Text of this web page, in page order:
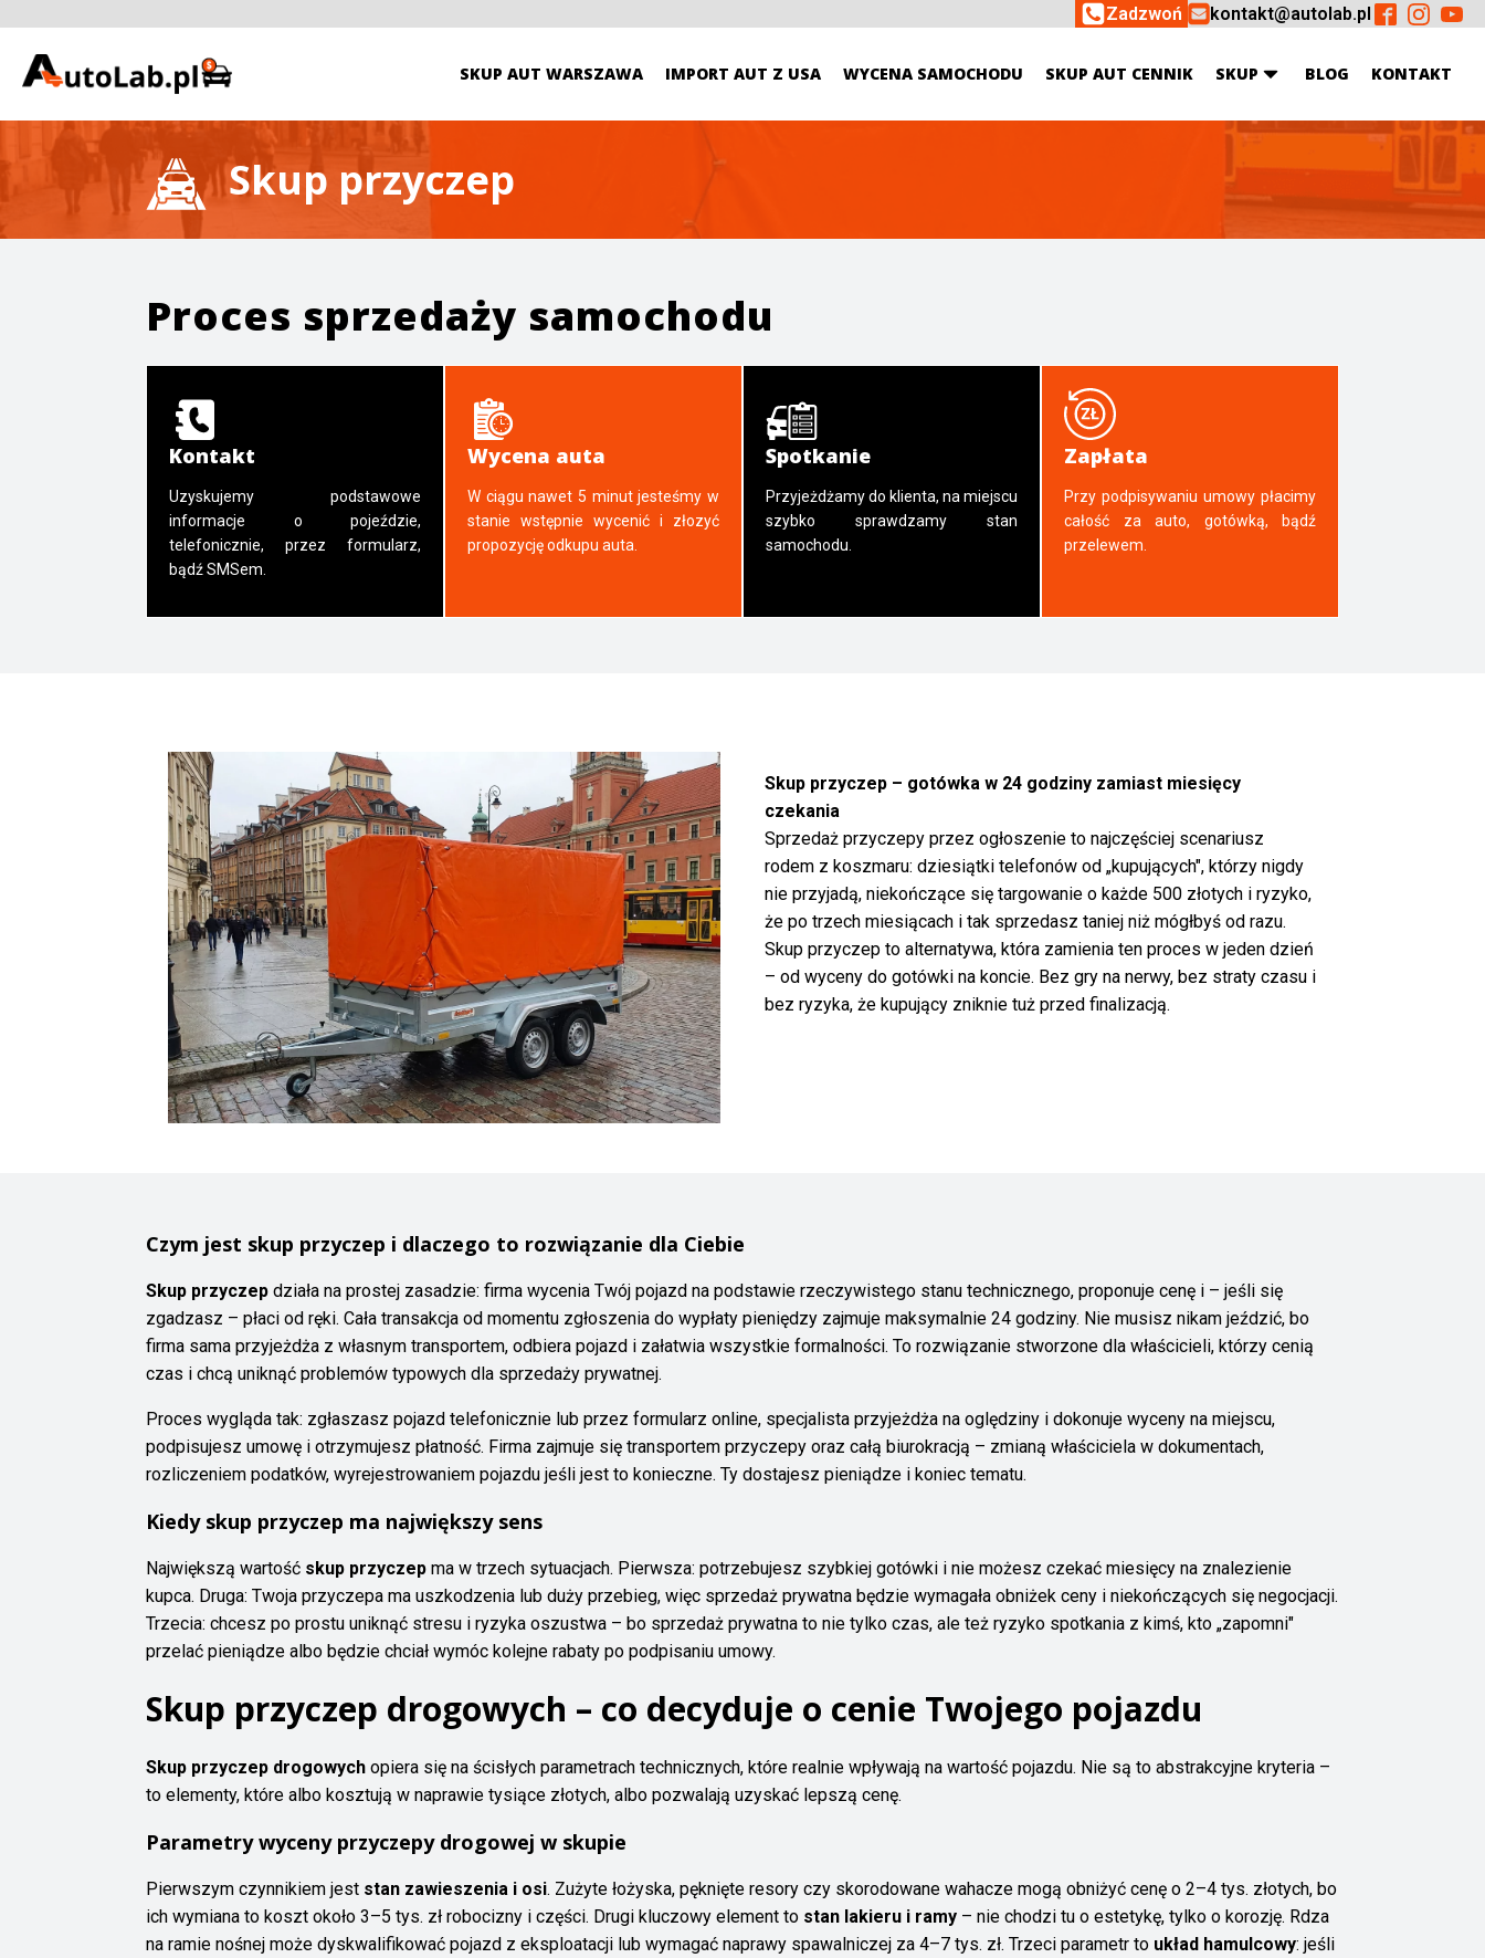
Zadzwoń kontakt@autolab.pl
SKUP AUT WARSZAWA IMPORT AUT Z USA WYCENA SAMOCHODU SKUP AUT CENNIK SKUP BLOG KONTAKT
Skup przyczep
Proces sprzedaży samochodu
Kontakt
Uzyskujemy podstawowe
informacje o pojeździe,
telefonicznie, przez formularz,
bądź SMSem.
Wycena auta
W ciągu nawet 5 minut jesteśmy w
stanie wstępnie wycenić i złozyć
propozycję odkupu auta.
Spotkanie
Przyjeżdżamy do klienta, na miejscu
szybko sprawdzamy stan
samochodu.
Zapłata
Przy podpisywaniu umowy płacimy
całość za auto, gotówką, bądź
przelewem.
Skup przyczep – gotówka w 24 godziny zamiast miesięcy
czekania
Sprzedaż przyczepy przez ogłoszenie to najczęściej scenariusz
rodem z koszmaru: dziesiątki telefonów od „kupujących", którzy nigdy
nie przyjadą, niekończące się targowanie o każde 500 złotych i ryzyko,
że po trzech miesiącach i tak sprzedasz taniej niż mógłbyś od razu.
Skup przyczep to alternatywa, która zamienia ten proces w jeden dzień
– od wyceny do gotówki na koncie. Bez gry na nerwy, bez straty czasu i
bez ryzyka, że kupujący zniknie tuż przed finalizacją.
Czym jest skup przyczep i dlaczego to rozwiązanie dla Ciebie
Skup przyczep działa na prostej zasadzie: firma wycenia Twój pojazd na podstawie rzeczywistego stanu technicznego, proponuje cenę i – jeśli się
zgadzasz – płaci od ręki. Cała transakcja od momentu zgłoszenia do wypłaty pieniędzy zajmuje maksymalnie 24 godziny. Nie musisz nikam jeździć, bo
firma sama przyjeżdża z własnym transportem, odbiera pojazd i załatwia wszystkie formalności. To rozwiązanie stworzone dla właścicieli, którzy cenią
czas i chcą uniknąć problemów typowych dla sprzedaży prywatnej.
Proces wygląda tak: zgłaszasz pojazd telefonicznie lub przez formularz online, specjalista przyjeżdża na oględziny i dokonuje wyceny na miejscu,
podpisujesz umowę i otrzymujesz płatność. Firma zajmuje się transportem przyczepy oraz całą biurokracją – zmianą właściciela w dokumentach,
rozliczeniem podatków, wyrejestrowaniem pojazdu jeśli jest to konieczne. Ty dostajesz pieniądze i koniec tematu.
Kiedy skup przyczep ma największy sens
Największą wartość skup przyczep ma w trzech sytuacjach. Pierwsza: potrzebujesz szybkiej gotówki i nie możesz czekać miesięcy na znalezienie
kupca. Druga: Twoja przyczepa ma uszkodzenia lub duży przebieg, więc sprzedaż prywatna będzie wymagała obniżek ceny i niekończących się negocjacji.
Trzecia: chcesz po prostu uniknąć stresu i ryzyka oszustwa – bo sprzedaż prywatna to nie tylko czas, ale też ryzyko spotkania z kimś, kto „zapomni"
przelać pieniądze albo będzie chciał wymóc kolejne rabaty po podpisaniu umowy.
Skup przyczep drogowych – co decyduje o cenie Twojego pojazdu
Skup przyczep drogowych opiera się na ścisłych parametrach technicznych, które realnie wpływają na wartość pojazdu. Nie są to abstrakcyjne kryteria –
to elementy, które albo kosztują w naprawie tysiące złotych, albo pozwalają uzyskać lepszą cenę.
Parametry wyceny przyczepy drogowej w skupie
Pierwszym czynnikiem jest stan zawieszenia i osi. Zużyte łożyska, pęknięte resory czy skorodowane wahacze mogą obniżyć cenę o 2–4 tys. złotych, bo
ich wymiana to koszt około 3–5 tys. zł robocizny i części. Drugi kluczowy element to stan lakieru i ramy – nie chodzi tu o estetykę, tylko o korozję. Rdza
na ramie nośnej może dyskwalifikować pojazd z eksploatacji lub wymagać naprawy spawalniczej za 4–7 tys. zł. Trzeci parametr to układ hamulcowy: jeśli